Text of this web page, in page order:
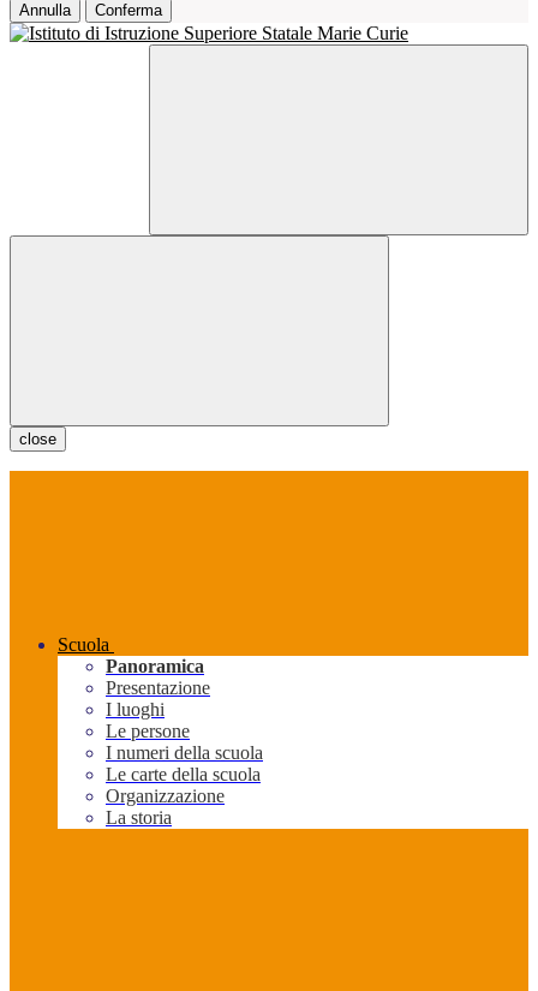
Annulla Conferma
close
Scuola
Panoramica
Presentazione
I luoghi
Le persone
I numeri della scuola
Le carte della scuola
Organizzazione
La storia